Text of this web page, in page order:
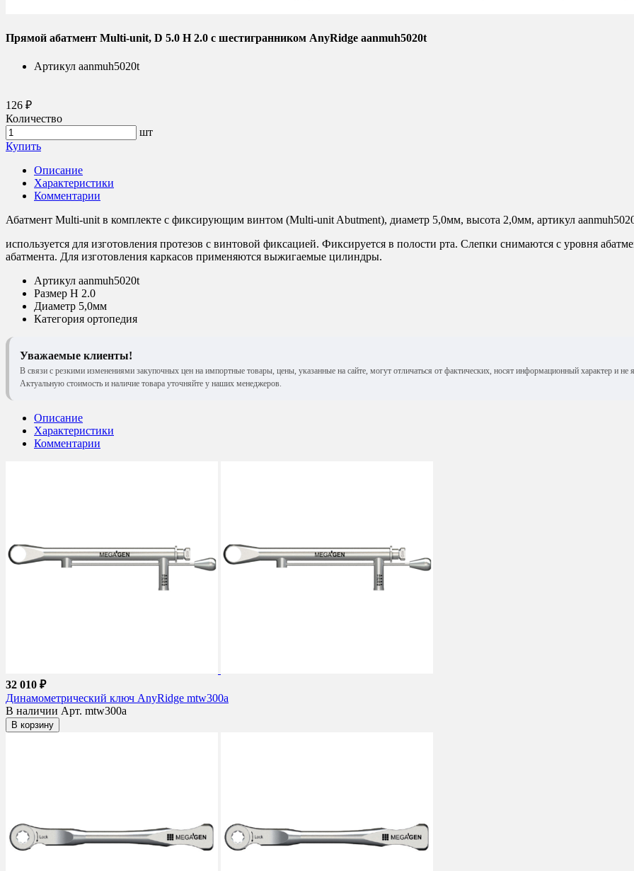
Прямой абатмент Multi-unit, D 5.0 H 2.0 с шестигранником AnyRidge aanmuh5020t
Артикул aanmuh5020t
126 ₽
Количество
шт
Купить
Описание
Характеристики
Комментарии
Абатмент Multi-unit в комплекте с фиксирующим винтом (Multi-unit Abutment), диаметр 5,0мм, высота 2,0мм, артикул
используется для изготовления протезов с винтовой фиксацией. Фиксируется в полости рта. Слепки снимаются с уровня
абатмента. Для изготовления каркасов применяются выжигаемые цилиндры.
Артикул aanmuh5020t
Размер H 2.0
Диаметр 5,0мм
Категория ортопедия
Уважаемые клиенты!
В связи с резкими изменениями закупочных цен на импортные товары, цены, указанные на сайте, могут отличаться от фактических, носят информационный характер и
Актуальную стоимость и наличие товара уточняйте у наших менеджеров.
Описание
Характеристики
Комментарии
32 010 ₽
Динамометрический ключ AnyRidge mtw300a
В наличии Арт. mtw300a
В корзину